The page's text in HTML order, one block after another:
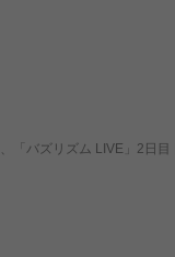
「バズリズム LIVE」2日